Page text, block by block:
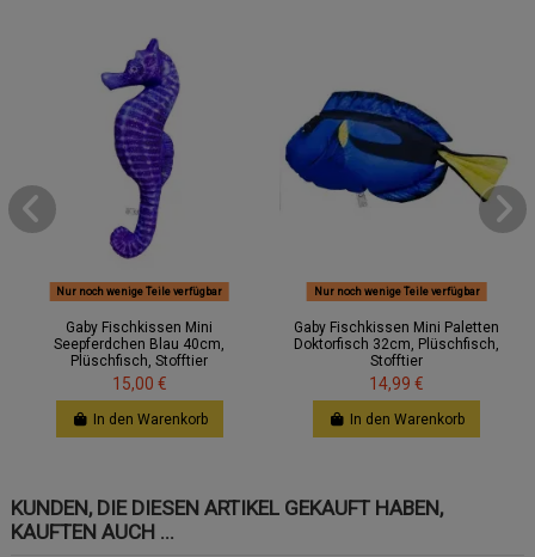
Nur noch wenige Teile verfügbar
Gaby Fischkissen Mini
Seepferdchen Blau 40cm,
Plüschfisch, Stofftier
15,00 €
In den Warenkorb
Nur noch wenige Teile verfügbar
Gaby Fischkissen Mini Paletten
Doktorfisch 32cm, Plüschfisch,
Stofftier
14,99 €
In den Warenkorb
KUNDEN, DIE DIESEN ARTIKEL GEKAUFT HABEN,
KAUFTEN AUCH ...